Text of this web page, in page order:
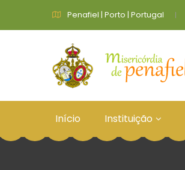
Penafiel | Porto | Portugal
Início Instituição